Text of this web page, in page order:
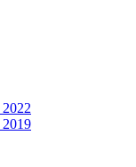
2019